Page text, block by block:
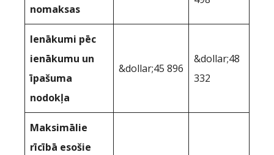
nomaksas
Ienākumi pēc
ienākumu un
īpašuma
nodokļa
&dollar;45 896
&dollar;48
332
Maksimālie
rīcībā esošie